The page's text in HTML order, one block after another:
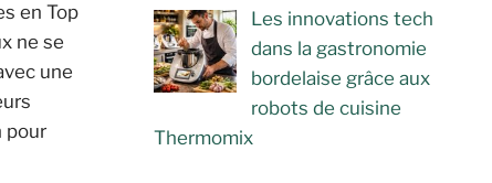
en Top
ne se
une
pour
Les innovations tech
dans la gastronomie
bordelaise grâce aux
robots de cuisine
Thermomix